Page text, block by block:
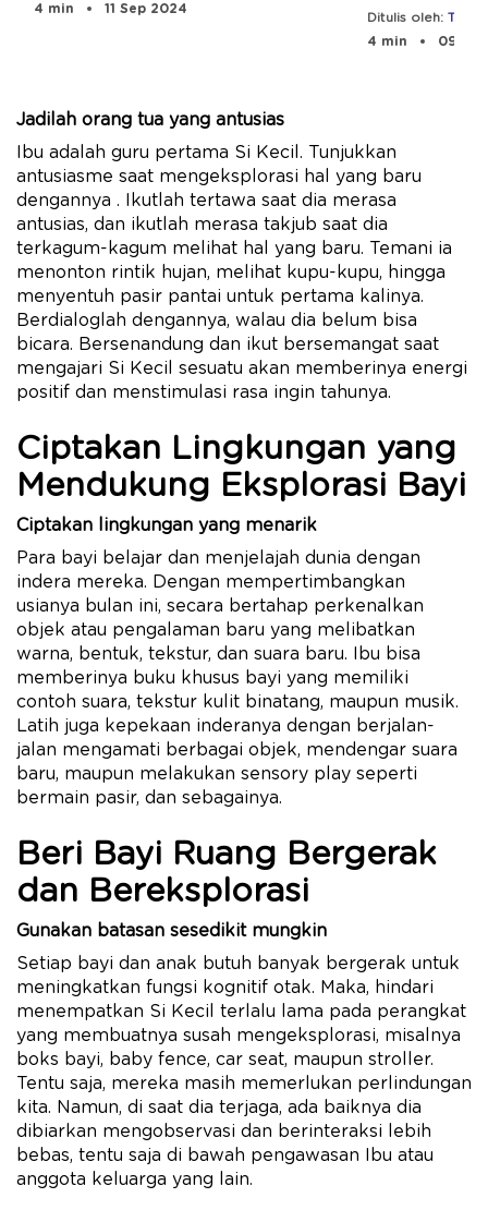
4 min 11 Sep 2024
Ditulis oleh: Tim
4 min
09
Jadilah orang tua yang antusias
Ibu adalah guru pertama Si Kecil. Tunjukkan
antusiasme saat mengeksplorasi hal yang baru
dengannya . Ikutlah tertawa saat dia merasa
antusias, dan ikutlah merasa takjub saat dia
terkagum-kagum melihat hal yang baru. Temani ia
menonton rintik hujan, melihat kupu-kupu, hingga
menyentuh pasir pantai untuk pertama kalinya.
Berdialoglah dengannya, walau dia belum bisa
bicara. Bersenandung dan ikut bersemangat saat
mengajari Si Kecil sesuatu akan memberinya energi
positif dan menstimulasi rasa ingin tahunya.
Ciptakan Lingkungan yang
Mendukung Eksplorasi Bayi
Ciptakan lingkungan yang menarik
Para bayi belajar dan menjelajah dunia dengan
indera mereka. Dengan mempertimbangkan
usianya bulan ini, secara bertahap perkenalkan
objek atau pengalaman baru yang melibatkan
warna, bentuk, tekstur, dan suara baru. Ibu bisa
memberinya buku khusus bayi yang memiliki
contoh suara, tekstur kulit binatang, maupun musik.
Latih juga kepekaan inderanya dengan berjalan-
jalan mengamati berbagai objek, mendengar suara
baru, maupun melakukan sensory play seperti
bermain pasir, dan sebagainya.
Beri Bayi Ruang Bergerak
dan Bereksplorasi
Gunakan batasan sesedikit mungkin
Setiap bayi dan anak butuh banyak bergerak untuk
meningkatkan fungsi kognitif otak. Maka, hindari
menempatkan Si Kecil terlalu lama pada perangkat
yang membuatnya susah mengeksplorasi, misalnya
boks bayi, baby fence, car seat, maupun stroller.
Tentu saja, mereka masih memerlukan perlindungan
kita. Namun, di saat dia terjaga, ada baiknya dia
dibiarkan mengobservasi dan berinteraksi lebih
bebas, tentu saja di bawah pengawasan Ibu atau
anggota keluarga yang lain.